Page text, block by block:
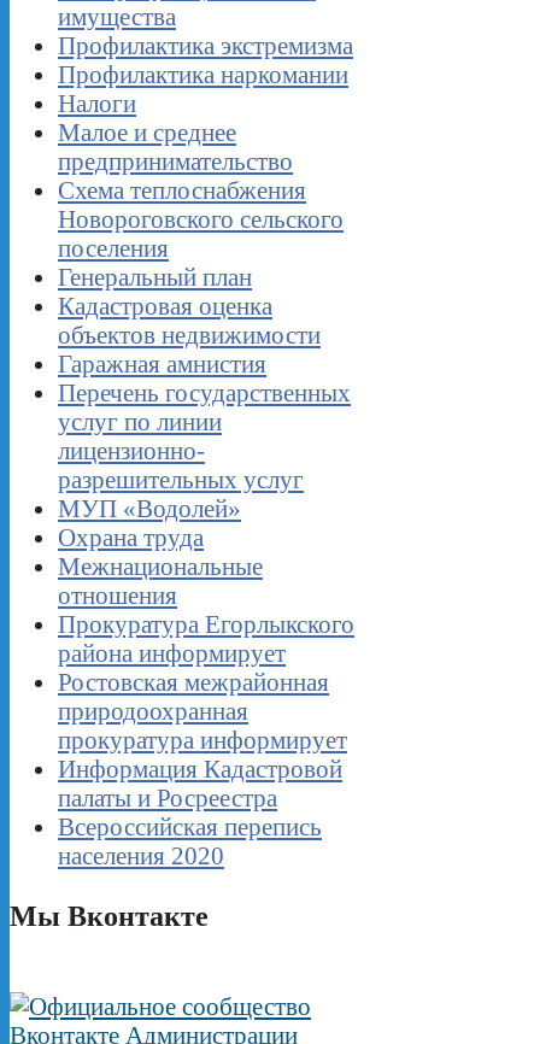
имущества
Профилактика экстремизма
Профилактика наркомании
Налоги
Малое и среднее
предпринимательство
Схема теплоснабжения
Новороговского сельского
поселения
Генеральный план
Кадастровая оценка
объектов недвижимости
Гаражная амнистия
Перечень государственных
услуг по линии
лицензионно-
разрешительных услуг
МУП «Водолей»
Охрана труда
Межнациональные
отношения
Прокуратура Егорлыкского
района информирует
Ростовская межрайонная
природоохранная
прокуратура информирует
Информация Кадастровой
палаты и Росреестра
Всероссийская перепись
населения 2020
Мы Вконтакте